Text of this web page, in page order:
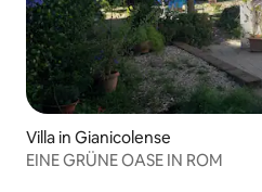
Villa in Gianicolense
EINE GRÜNE OASE IN ROM